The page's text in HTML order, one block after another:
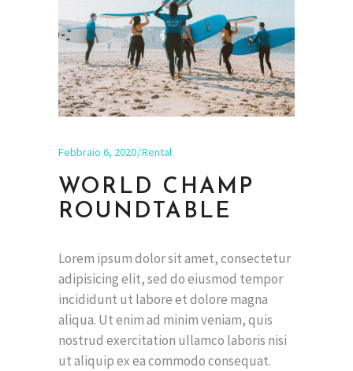
Febbraio 6, 2020 Rental
WORLD CHAMP
ROUNDTABLE
Lorem ipsum dolor sit amet, consectetur
adipisicing elit, sed do eiusmod tempor
incididunt ut labore et dolore magna
aliqua. Ut enim ad minim veniam, quis
nostrud exercitation ullamco laboris nisi
ut aliquip ex ea commodo consequat.